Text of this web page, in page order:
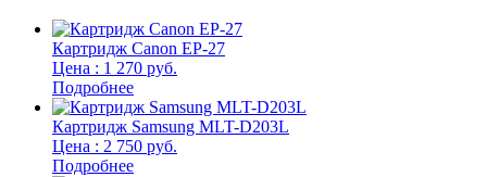
Картридж Canon EP-27
Цена : 1 270 руб.
Подробнее
Картридж Samsung MLT-D203L
Цена : 2 750 руб.
Подробнее